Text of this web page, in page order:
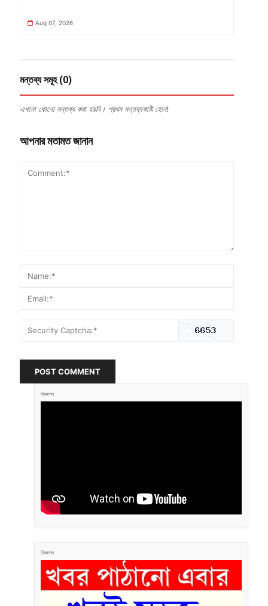
Aug 07, 2026
মন্তব্য সমূহ (0)
এখনো কোনো মন্তব্য করা হয়নি। প্রথম মন্তব্যকারী হোন!
আপনার মতামত জানান
POST COMMENT
বিজ্ঞাপন
বিজ্ঞাপন